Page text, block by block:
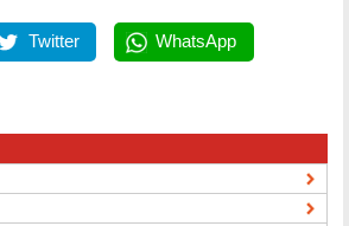
Twitter WhatsApp